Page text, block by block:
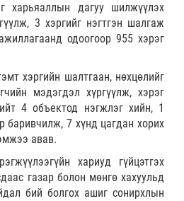
харьяаллын дагуу шилжүүлэх
3 хэргийг нэгтгэн шалгаж
одоогоор 955 хэрэг
хэргийн шалтгаан, нөхцөлийг
мэдэгдэл хүргүүлж, хэрэг
4 объектод нэгжлэг хийн, 1
баривчилж, 7 хүнд цагдан хорих
авав.
хариуд гүйцэтгэх
газар болон мөнгө хахуульд
бий болгох ашиг сонирхлын